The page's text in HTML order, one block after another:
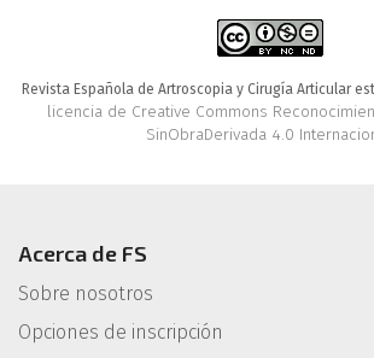
Revista Española de Artroscopia y Cirugía Articular
licencia de Creative Commons
SinObraDerivada 4.0
Acerca de FS
Sobre nosotros
Opciones de inscripción